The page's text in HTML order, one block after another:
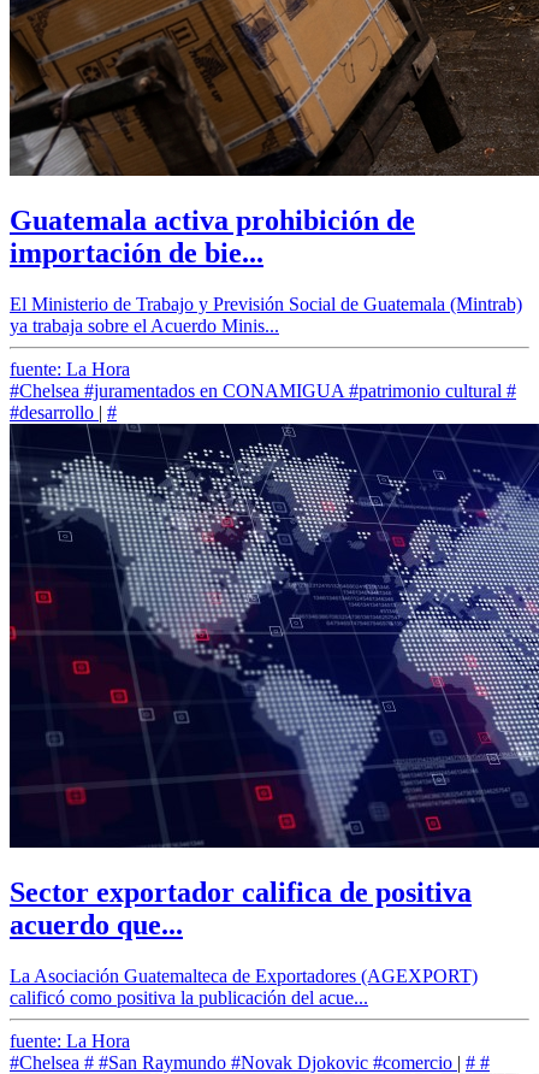
Guatemala activa prohibición de
importación de bie...
El Ministerio de Trabajo y Previsión Social de Guatemala (Mintrab)
ya trabaja sobre el Acuerdo Minis...
fuente: La Hora
#Chelsea #juramentados en CONAMIGUA #patrimonio cultural #
#desarrollo | #
Sector exportador califica de positiva
acuerdo que...
La Asociación Guatemalteca de Exportadores (AGEXPORT)
calificó como positiva la publicación del acue...
fuente: La Hora
#Chelsea # #San Raymundo #Novak Djokovic #comercio | # #